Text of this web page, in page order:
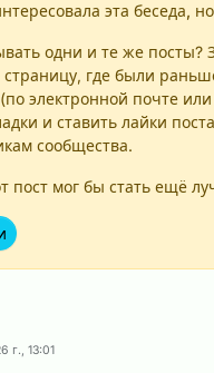
эта беседа,
одни и те же посты?
страницу, где были
электронной почте
и ставить лайки
сообщества.
пост мог бы стать ещё
г., 13:01